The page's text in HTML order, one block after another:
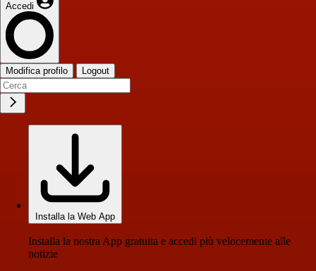
Accedi
Modifica profilo Logout
Installa la Web App
Installa la nostra App gratuita e accedi più velocemente alle
notizie